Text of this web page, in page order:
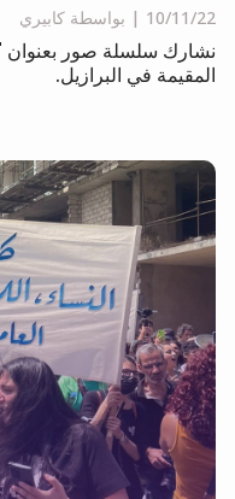
10/11/22 بواسطة كابيري
نشارك سلسلة صور بعنوان
المقيمة في البرازيل.